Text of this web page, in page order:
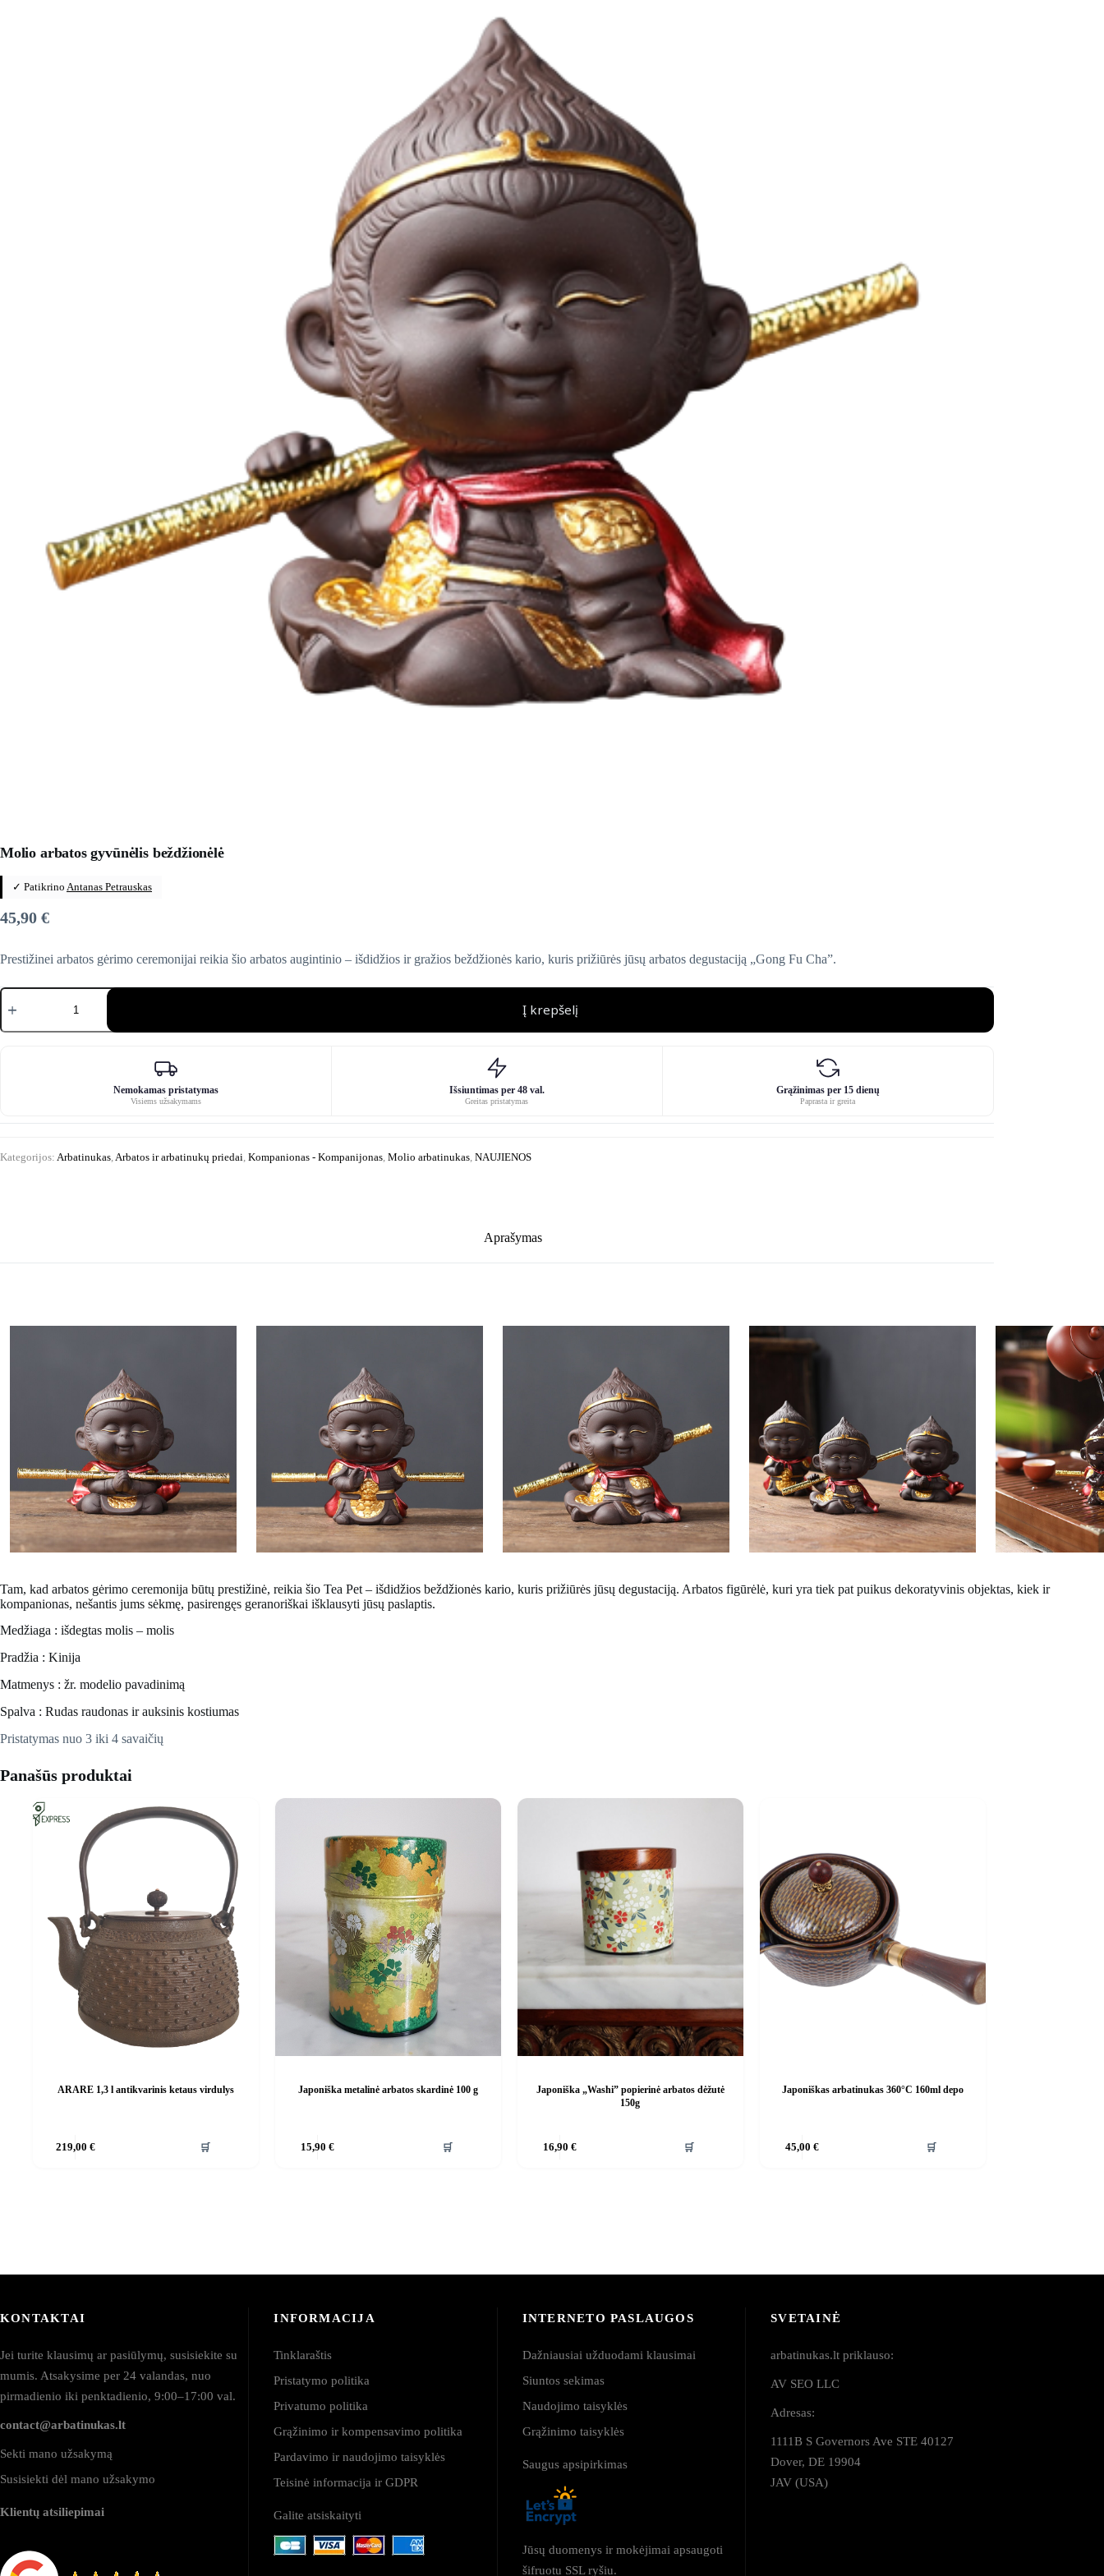
Molio arbatos gyvūnėlis beždžionėlė
✓ Patikrino Antanas Petrauskas
45,90 €
Prestižinei arbatos gėrimo ceremonijai reikia šio arbatos augintinio – išdidžios ir gražios beždžionės kario, kuris prižiūrės jūsų arbatos degustaciją „Gong Fu Cha”.
produkto
kiekis:
arbatos
Į krepšelį
Nemokamas pristatymas
Visiems užsakymams
Išsiuntimas per 48 val.
Greitas pristatymas
Grąžinimas per 15 dienų
Paprasta ir greita
Kategorijos: Arbatinukas Arbatos ir arbatinukų priedai Kompanionas - Kompanijonas Molio arbatinukas NAUJIENOS
Aprašymas
Tam, kad arbatos gėrimo ceremonija būtų prestižinė, reikia šio Tea Pet – išdidžios beždžionės kario, kuris prižiūrės jūsų degustaciją. Arbatos figūrėlė, kuri yra tiek pat puikus dekoratyvinis objektas, kiek ir
kompanionas, nešantis jums sėkmę, pasirengęs geranoriškai išklausyti jūsų paslaptis.
Medžiaga : išdegtas molis – molis
Pradžia : Kinija
Matmenys : žr. modelio pavadinimą
Spalva : Rudas raudonas ir auksinis kostiumas
Pristatymas nuo 3 iki 4 savaičių
Panašūs produktai
ARARE 1,3 l antikvarinis ketaus virdulys
219,00 € 🛒
Japoniška metalinė arbatos skardinė 100 g
15,90€ 🛒
Japoniška „Washi” popierinė arbatos dėžutė
150g
16,90 € 🛒
Japoniškas arbatinukas 360°C 160ml depo
45,00 € 🛒
KONTAKTAI
Jei turite klausimų ar pasiūlymų, susisiekite su
mumis. Atsakysime per 24 valandas, nuo
pirmadienio iki penktadienio, 9:00–17:00 val.
contact@arbatinukas.lt
Sekti mano užsakymą
Susisiekti dėl mano užsakymo
Klientų atsiliepimai
INFORMACIJA
Tinklaraštis
Pristatymo politika
Privatumo politika
Grąžinimo ir kompensavimo politika
Pardavimo ir naudojimo taisyklės
Teisinė informacija ir GDPR
Galite atsiskaityti
INTERNETO PASLAUGOS
Dažniausiai užduodami klausimai
Siuntos sekimas
Naudojimo taisyklės
Grąžinimo taisyklės
Saugus apsipirkimas
Jūsų duomenys ir mokėjimai apsaugoti
šifruotu SSL ryšiu.
SVETAINĖ
arbatinukas.lt priklauso:
AV SEO LLC
Adresas:
1111B S Governors Ave STE 40127
Dover, DE 19904
JAV (USA)